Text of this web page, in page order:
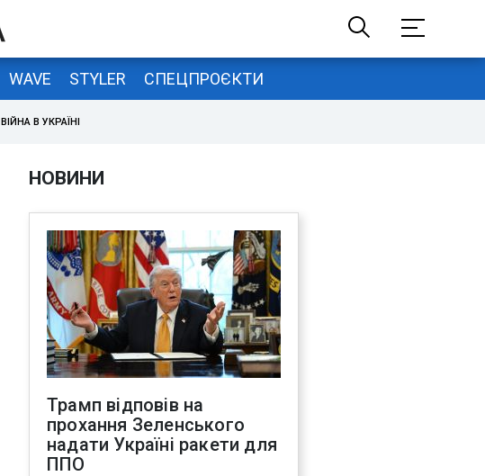
WAVE STYLER СПЕЦПРОЄКТИ
ВІЙНА В УКРАЇНІ
НОВИНИ
Трамп відповів на
прохання Зеленського
надати Україні ракети для
ППО